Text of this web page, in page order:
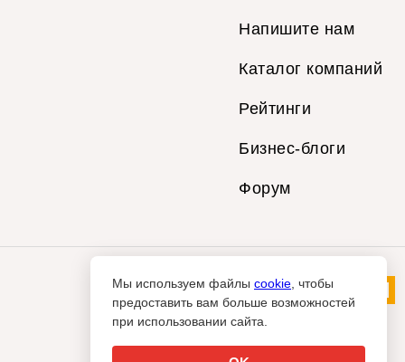
Напишите нам
Каталог компаний
Рейтинги
Бизнес-блоги
Форум
Мы используем файлы cookie , чтобы
предоставить вам больше возможностей
при использовании сайта.